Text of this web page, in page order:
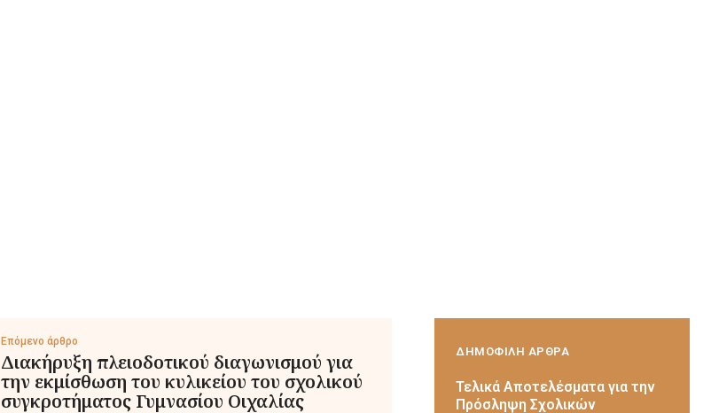
Επόμενο άρθρο
Διακήρυξη πλειοδοτικού διαγωνισμού για
την εκμίσθωση του κυλικείου του σχολικού
συγκροτήματος Γυμνασίου Οιχαλίας
ΔΗΜΟΦΙΛΗ ΑΡΘΡΑ
Τελικά Αποτελέσματα για την
Πρόσληψη Σχολικών